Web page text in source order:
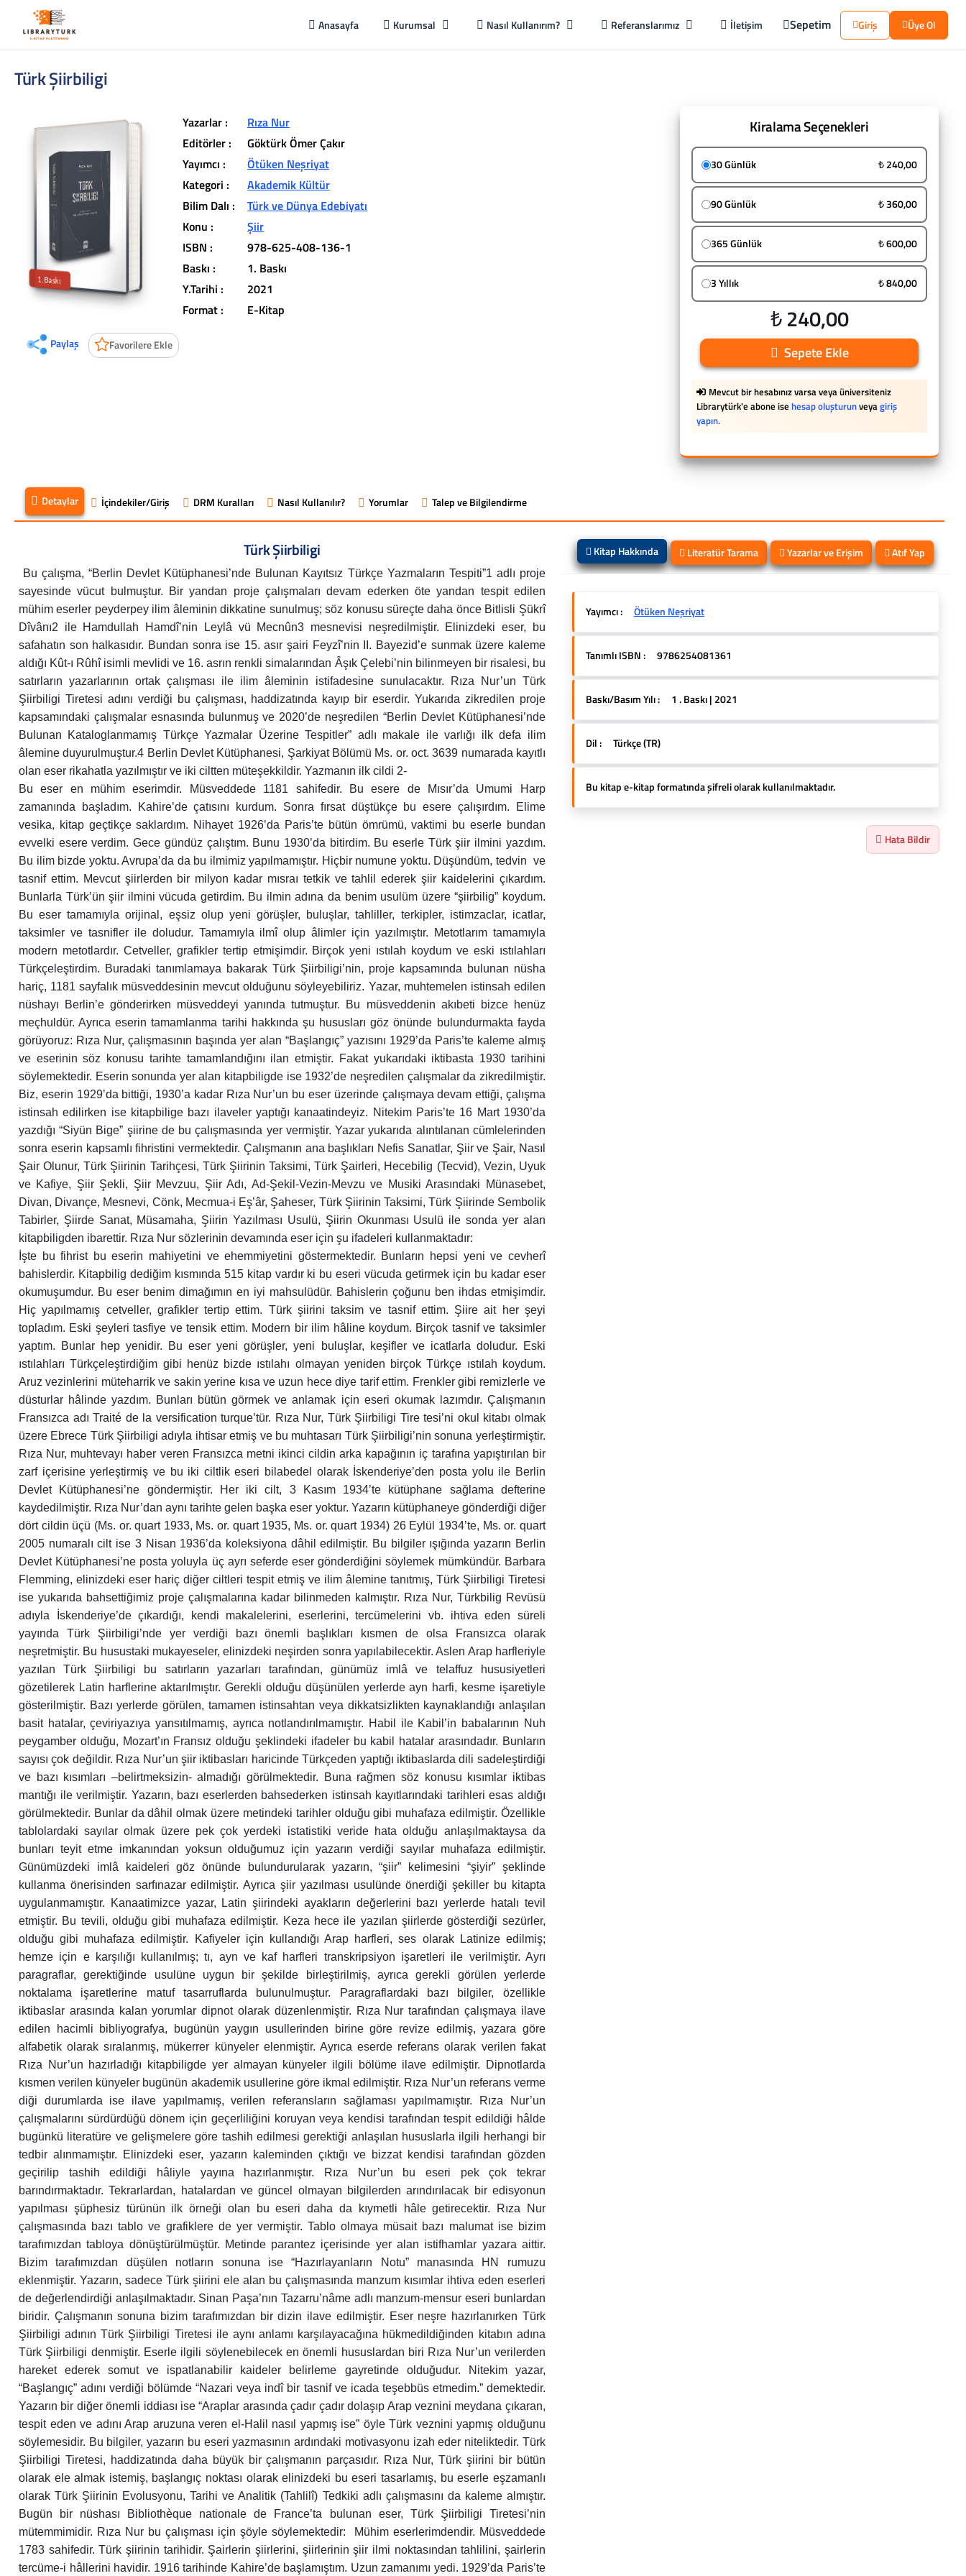
Anasayfa Kurumsal Nasıl Kullanırım? Referanslarımız İletişim Sepetim Giriş Üye Ol
Türk Şiirbiligi
1.Baskı
L
ib
r
a
r
y
t
ü
r
k
lit
e
r
a
t
ü
r
a
v
u
c
u
n
u
z
u
n
iç
in
d
e
Paylaş Favorilere Ekle
Yazarlar :
Rıza Nur
Editörler :
Göktürk Ömer Çakır
Yayımcı :
Ötüken Neşriyat
Kategori :
Akademik Kültür
Bilim Dalı :
Türk ve Dünya Edebiyatı
Konu :
Şiir
ISBN :
978-625-408-136-1
Baskı :
1. Baskı
Y.Tarihi :
2021
Format :
E-Kitap
Kiralama Seçenekleri
30 Günlük ₺ 240,00
90 Günlük ₺ 360,00
365 Günlük ₺ 600,00
3 Yıllık ₺ 840,00
₺ 240,00
Sepete Ekle
Mevcut bir hesabınız varsa veya üniversiteniz
Librarytürk'e abone ise hesap oluşturunveyagiriş
yapın.
Detaylar İçindekiler/Giriş DRM Kuralları Nasıl Kullanılır? Yorumlar Talep ve Bilgilendirme
Türk Şiirbiligi
Bu çalışma, “Berlin Devlet Kütüphanesi’nde Bulunan Kayıtsız Türkçe Yazmaların Tespiti”1 adlı proje
sayesinde vücut bulmuştur. Bir yandan proje çalışmaları devam ederken öte yandan tespit edilen
mühim eserler peyderpey ilim âleminin dikkatine sunulmuş; söz konusu süreçte daha önce Bitlisli Şükrî
Dîvânı2 ile Hamdullah Hamdî’nin Leylâ vü Mecnûn3 mesnevisi neşredilmiştir. Elinizdeki eser, bu
safahatın son halkasıdır. Bundan sonra ise 15. asır şairi Feyzî’nin II. Bayezid’e sunmak üzere kaleme
aldığı Kût-ı Rûhî isimli mevlidi ve 16. asrın renkli simalarından Âşık Çelebi’nin bilinmeyen bir risalesi, bu
satırların yazarlarının ortak çalışması ile ilim âleminin istifadesine sunulacaktır. Rıza Nur’un Türk
Şiirbiligi Tiretesi adını verdiği bu çalışması, haddizatında kayıp bir eserdir. Yukarıda zikredilen proje
kapsamındaki çalışmalar esnasında bulunmuş ve 2020’de neşredilen “Berlin Devlet Kütüphanesi’nde
Bulunan Kataloglanmamış Türkçe Yazmalar Üzerine Tespitler” adlı makale ile varlığı ilk defa ilim
âlemine duyurulmuştur.4 Berlin Devlet Kütüphanesi, Şarkiyat Bölümü Ms. or. oct. 3639 numarada kayıtlı
olan eser rikahatla yazılmıştır ve iki ciltten müteşekkildir. Yazmanın ilk cildi 2-
Bu eser en mühim eserimdir. Müsveddede 1181 sahifedir. Bu esere de Mısır’da Umumi Harp
zamanında başladım. Kahire’de çatısını kurdum. Sonra fırsat düştükçe bu esere çalışırdım. Elime
vesika, kitap geçtikçe saklardım. Nihayet 1926’da Paris’te bütün ömrümü, vaktimi bu eserle bundan
evvelki esere verdim. Gece gündüz çalıştım. Bunu 1930’da bitirdim. Bu eserle Türk şiir ilmini yazdım.
Bu ilim bizde yoktu. Avrupa’da da bu ilmimiz yapılmamıştır. Hiçbir numune yoktu. Düşündüm, tedvin ve
tasnif ettim. Mevcut şiirlerden bir milyon kadar mısraı tetkik ve tahlil ederek şiir kaidelerini çıkardım.
Bunlarla Türk’ün şiir ilmini vücuda getirdim. Bu ilmin adına da benim usulüm üzere “şiirbilig” koydum.
Bu eser tamamıyla orijinal, eşsiz olup yeni görüşler, buluşlar, tahliller, terkipler, istimzaclar, icatlar,
taksimler ve tasnifler ile doludur. Tamamıyla ilmî olup âlimler için yazılmıştır. Metotlarım tamamıyla
modern metotlardır. Cetveller, grafikler tertip etmişimdir. Birçok yeni ıstılah koydum ve eski ıstılahları
Türkçeleştirdim. Buradaki tanımlamaya bakarak Türk Şiirbiligi’nin, proje kapsamında bulunan nüsha
hariç, 1181 sayfalık müsveddesinin mevcut olduğunu söyleyebiliriz. Yazar, muhtemelen istinsah edilen
nüshayı Berlin’e gönderirken müsveddeyi yanında tutmuştur. Bu müsveddenin akıbeti bizce henüz
meçhuldür. Ayrıca eserin tamamlanma tarihi hakkında şu hususları göz önünde bulundurmakta fayda
görüyoruz: Rıza Nur, çalışmasının başında yer alan “Başlangıç” yazısını 1929’da Paris’te kaleme almış
ve eserinin söz konusu tarihte tamamlandığını ilan etmiştir. Fakat yukarıdaki iktibasta 1930 tarihini
söylemektedir. Eserin sonunda yer alan kitapbiligde ise 1932’de neşredilen çalışmalar da zikredilmiştir.
Biz, eserin 1929’da bittiği, 1930’a kadar Rıza Nur’un bu eser üzerinde çalışmaya devam ettiği, çalışma
istinsah edilirken ise kitapbilige bazı ilaveler yaptığı kanaatindeyiz. Nitekim Paris’te 16 Mart 1930’da
yazdığı “Siyün Bige” şiirine de bu çalışmasında yer vermiştir. Yazar yukarıda alıntılanan cümlelerinden
sonra eserin kapsamlı fihristini vermektedir. Çalışmanın ana başlıkları Nefis Sanatlar, Şiir ve Şair, Nasıl
Şair Olunur, Türk Şiirinin Tarihçesi, Türk Şiirinin Taksimi, Türk Şairleri, Hecebilig (Tecvid), Vezin, Uyuk
ve Kafiye, Şiir Şekli, Şiir Mevzuu, Şiir Adı, Ad-Şekil-Vezin-Mevzu ve Musiki Arasındaki Münasebet,
Divan, Divançe, Mesnevi, Cönk, Mecmua-i Eş’âr, Şaheser, Türk Şiirinin Taksimi, Türk Şiirinde Sembolik
Tabirler, Şiirde Sanat, Müsamaha, Şiirin Yazılması Usulü, Şiirin Okunması Usulü ile sonda yer alan
kitapbiligden ibarettir. Rıza Nur sözlerinin devamında eser için şu ifadeleri kullanmaktadır:
İşte bu fihrist bu eserin mahiyetini ve ehemmiyetini göstermektedir. Bunların hepsi yeni ve cevherî bahislerdir. Kitapbilig dediğim kısmında 515 kitap vardır ki bu eseri vücuda getirmek için bu kadar eser okumuşumdur. Bu eser benim dimağımın en iyi mahsulüdür. Bahislerin çoğunu ben ihdas etmişimdir. Hiç yapılmamış cetveller, grafikler tertip ettim. Türk şiirini taksim ve tasnif ettim. Şiire ait her şeyi topladım. Eski şeyleri tasfiye ve tensik ettim. Modern bir ilim hâline koydum. Birçok tasnif ve taksimler yaptım. Bunlar hep yenidir. Bu eser yeni görüşler, yeni buluşlar, keşifler ve icatlarla doludur. Eski ıstılahları Türkçeleştirdiğim gibi henüz bizde ıstılahı olmayan yeniden birçok Türkçe ıstılah koydum. Aruz vezinlerini müteharrik ve sakin yerine kısa ve uzun hece diye tarif ettim. Frenkler gibi remizlerle ve düsturlar hâlinde yazdım. Bunları bütün görmek ve anlamak için eseri okumak lazımdır. Çalışmanın Fransızca adı Traité de la versification turque’tür. Rıza Nur, Türk Şiirbiligi Tire tesi’ni okul kitabı olmak üzere Ebrece Türk Şiirbiligi adıyla ihtisar etmiş ve bu muhtasarı Türk Şiirbiligi’nin sonuna yerleştirmiştir. Rıza Nur, muhtevayı haber veren Fransızca metni ikinci cildin arka kapağının iç tarafına yapıştırılan bir zarf içerisine yerleştirmiş ve bu iki ciltlik eseri bilabedel olarak İskenderiye’den posta yolu ile Berlin Devlet Kütüphanesi’ne göndermiştir. Her iki cilt, 3 Kasım 1934’te kütüphane sağlama defterine kaydedilmiştir. Rıza Nur’dan aynı tarihte gelen başka eser yoktur. Yazarın kütüphaneye gönderdiği diğer dört cildin üçü (Ms. or. quart 1933, Ms. or. quart 1935, Ms. or. quart 1934) 26 Eylül 1934’te, Ms. or. quart 2005 numaralı cilt ise 3 Nisan 1936’da koleksiyona dâhil edilmiştir. Bu bilgiler ışığında yazarın Berlin Devlet Kütüphanesi’ne posta yoluyla üç ayrı seferde eser gönderdiğini söylemek mümkündür. Barbara Flemming, elinizdeki eser hariç diğer ciltleri tespit etmiş ve ilim âlemine tanıtmış, Türk Şiirbiligi Tiretesi ise yukarıda bahsettiğimiz proje çalışmalarına kadar bilinmeden kalmıştır. Rıza Nur, Türkbilig Revüsü adıyla İskenderiye’de çıkardığı, kendi makalelerini, eserlerini, tercümelerini vb. ihtiva eden süreli yayında Türk Şiirbiligi’nde yer verdiği bazı önemli başlıkları kısmen de olsa Fransızca olarak neşretmiştir. Bu husustaki mukayeseler, elinizdeki neşirden sonra yapılabilecektir. Aslen Arap harfleriyle yazılan Türk Şiirbiligi bu satırların yazarları tarafından, günümüz imlâ ve telaffuz hususiyetleri gözetilerek Latin harflerine aktarılmıştır. Gerekli olduğu düşünülen yerlerde ayn harfi, kesme işaretiyle gösterilmiştir. Bazı yerlerde görülen, tamamen istinsahtan veya dikkatsizlikten kaynaklandığı anlaşılan basit hatalar, çeviriyazıya yansıtılmamış, ayrıca notlandırılmamıştır. Habil ile Kabil’in babalarının Nuh peygamber olduğu, Mozart’ın Fransız olduğu şeklindeki ifadeler bu kabil hatalar arasındadır. Bunların sayısı çok değildir. Rıza Nur’un şiir iktibasları haricinde Türkçeden yaptığı iktibaslarda dili sadeleştirdiği ve bazı kısımları –belirtmeksizin- almadığı görülmektedir. Buna rağmen söz konusu kısımlar iktibas mantığı ile verilmiştir. Yazarın, bazı eserlerden bahsederken istinsah kayıtlarındaki tarihleri esas aldığı görülmektedir. Bunlar da dâhil olmak üzere metindeki tarihler olduğu gibi muhafaza edilmiştir. Özellikle tablolardaki sayılar olmak üzere pek çok yerdeki istatistiki veride hata olduğu anlaşılmaktaysa da bunları teyit etme imkanından yoksun olduğumuz için yazarın verdiği sayılar muhafaza edilmiştir. Günümüzdeki imlâ kaideleri göz önünde bulundurularak yazarın, “şiir” kelimesini “şiyir” şeklinde kullanma önerisinden sarfınazar edilmiştir. Ayrıca şiir yazılması usulünde önerdiği şekiller bu kitapta uygulanmamıştır. Kanaatimizce yazar, Latin şiirindeki ayakların değerlerini bazı yerlerde hatalı tevil etmiştir. Bu tevili, olduğu gibi muhafaza edilmiştir. Keza hece ile yazılan şiirlerde gösterdiği sezürler, olduğu gibi muhafaza edilmiştir. Kafiyeler için kullandığı Arap harfleri, ses olarak Latinize edilmiş; hemze için e karşılığı kullanılmış; tı, ayn ve kaf harfleri transkripsiyon işaretleri ile verilmiştir. Ayrı paragraflar, gerektiğinde usulüne uygun bir şekilde birleştirilmiş, ayrıca gerekli görülen yerlerde noktalama işaretlerine matuf tasarruflarda bulunulmuştur. Paragraflardaki bazı bilgiler, özellikle iktibaslar arasında kalan yorumlar dipnot olarak düzenlenmiştir. Rıza Nur tarafından çalışmaya ilave edilen hacimli bibliyografya, bugünün yaygın usullerinden birine göre revize edilmiş, yazara göre alfabetik olarak sıralanmış, mükerrer künyeler elenmiştir. Ayrıca eserde referans olarak verilen fakat Rıza Nur’un hazırladığı kitapbiligde yer almayan künyeler ilgili bölüme ilave edilmiştir. Dipnotlarda kısmen verilen künyeler bugünün akademik usullerine göre ikmal edilmiştir. Rıza Nur’un referans verme diği durumlarda ise ilave yapılmamış, verilen referansların sağlaması yapılmamıştır. Rıza Nur’un çalışmalarını sürdürdüğü dönem için geçerliliğini koruyan veya kendisi tarafından tespit edildiği hâlde bugünkü literatüre ve gelişmelere göre tashih edilmesi gerektiği anlaşılan hususlarla ilgili herhangi bir tedbir alınmamıştır. Elinizdeki eser, yazarın kaleminden çıktığı ve bizzat kendisi tarafından gözden geçirilip tashih edildiği hâliyle yayına hazırlanmıştır. Rıza Nur’un bu eseri pek çok tekrar barındırmaktadır. Tekrarlardan, hatalardan ve güncel olmayan bilgilerden arındırılacak bir edisyonun yapılması şüphesiz türünün ilk örneği olan bu eseri daha da kıymetli hâle getirecektir. Rıza Nur çalışmasında bazı tablo ve grafiklere de yer vermiştir. Tablo olmaya müsait bazı malumat ise bizim tarafımızdan tabloya dönüştürülmüştür. Metinde parantez içerisinde yer alan istifhamlar yazara aittir. Bizim tarafımızdan düşülen notların sonuna ise “Hazırlayanların Notu” manasında HN rumuzu eklenmiştir. Yazarın, sadece Türk şiirini ele alan bu çalışmasında manzum kısımlar ihtiva eden eserleri de değerlendirdiği anlaşılmaktadır. Sinan Paşa’nın Tazarru’nâme adlı manzum-mensur eseri bunlardan biridir. Çalışmanın sonuna bizim tarafımızdan bir dizin ilave edilmiştir. Eser neşre hazırlanırken Türk Şiirbiligi adının Türk Şiirbiligi Tiretesi ile aynı anlamı karşılayacağına hükmedildiğinden kitabın adına Türk Şiirbiligi denmiştir. Eserle ilgili söylenebilecek en önemli hususlardan biri Rıza Nur’un verilerden hareket ederek somut ve ispatlanabilir kaideler belirleme gayretinde olduğudur. Nitekim yazar, “Başlangıç” adını verdiği bölümde “Nazari veya indî bir tasnif ve icada teşebbüs etmedim.” demektedir. Yazarın bir diğer önemli iddiası ise “Araplar arasında çadır çadır dolaşıp Arap veznini meydana çıkaran, tespit eden ve adını Arap aruzuna veren el-Halil nasıl yapmış ise” öyle Türk veznini yapmış olduğunu söylemesidir. Bu bilgiler, yazarın bu eseri yazmasının ardındaki motivasyonu izah eder niteliktedir. Türk Şiirbiligi Tiretesi, haddizatında daha büyük bir çalışmanın parçasıdır. Rıza Nur, Türk şiirini bir bütün olarak ele almak istemiş, başlangıç noktası olarak elinizdeki bu eseri tasarlamış, bu eserle eşzamanlı olarak Türk Şiirinin Evolusyonu, Tarihi ve Analitik (Tahlilî) Tedkiki adlı çalışmasını da kaleme almıştır. Bugün bir nüshası Bibliothèque nationale de France’ta bulunan eser, Türk Şiirbiligi Tiretesi’nin mütemmimidir. Rıza Nur bu çalışması için şöyle söylemektedir: Mühim eserlerimdendir. Müsveddede 1783 sahifedir. Türk şiirinin tarihidir. Şairlerin şiirlerini, şiirlerinin şiir ilmi noktasından tahlilini, şairlerin tercüme-i hâllerini havidir. 1916 tarihinde Kahire’de başlamıştım. Uzun zamanımı yedi. 1929’da Paris’te ikmal ettim. Bu eserde 212 şairin 33.686 parça şiirinde 938.192 mısra, bunların şiir şekli, vezin, kafiye, imale, lafz sanatı, tenafür vb. ahvali şiir ilmi noktasından tetkik ve tahlil edilmiştir. Yine bu eser için ne kadar aruz üzerine Türkçe eser varsa gördüğüm gibi Arap, Acem, Latin, Fransız şiirbiliglerini dahi tetkik ettim. Bu suretle bu eseri vücuda getirdim. Böyle bir eser henüz bizde yazılmadığı gibi Fransız şiiri için dahi yapılmamıştır. Eser dört fasıldır: anonimler, saz şairleri, tekke şairleri, klasikler. Kaşgar’dan Cezayir’e kadar Şark’ta ve Garp’ta, Kazan’dan Mısır’a ve Hint’e kadar Şimal’de ve Cenup’ta, halkta ve münevverlerde olan şiirlerin bizde ve Avrupa’da neşr olunmuş ve benim topladığım halk şiirleriyle basma ve yazma klasikler divan ve mesnevileri tetkik edilmiştir. Münderecat: Başlangıç. Girim (Türk şiirinin muhtelif taksimleri, Türk şairlerinin sayısı, adları). Bundan sonra metin gelir ve Orhun Yazıları şiirinden Oğuznâme şiirinden, Kutadgubilig şiirlerinden başlayıp Rusya’da, İran’da, Çin Türkistanı’nda, Anadolu, Rumeli, Cezayir vb. eski ve yeni Türk yurtlarındaki Türk şiirleri tetkik edilmiştir. Nihayet Çağatay, Azeri ve Türkiye klasiklerinden günümüze kadar olan şairler mütalaa olunmuştur. Netice itibarıyla Türk Şiirbiligi adlı hacimli eser, müellifinin 15 senesini, bu satırların yazarlarının ise 1,5 sene boyunca müşterek ve yoğun mesaisini almış ve nihayet gün ışığına çıkmıştır. Bu yayının yeni çalışmalara kapı aralaması ve alanında yol gösterici olması memuldür. Rıza Nur’un emeğinin mahsulü olan bu çalışmanın yıllar sonra ilim âlemiyle ve okuyucuyla buluşması ise memnuniyetimizi muciptir. Adı geçen proje kapsamında hayat bulan her eserde, daha önceki çalışmalarda olduğu gibi, Berlin Devlet Kütüphanesi, Şarkiyat Bölümü görevlilerinin katkısı büyüktür: Bölüm Müdürü Christoph Rauch’a, Melitta Multani’ye, Nicolé Fürtig’e, Berhanu Baysa’ya ve özellikle Türkçe Yazmalar sorumlusu Dr. Thoralf Hanstein’a müteşekkiriz. Ayrıca eserin tespit edilmesinin ardından Berlin’de ilk değerlendirmeyi yapan ve eserin dijital görüntülerini alan Ahmet Emin Saraç’a, bazı kaynaklara ulaşmamızda yardımlarını esirgemeyen PD. Dr. Harald Bichlmeier’a, bazı şiirleri okumadaki desteklerinden dolayı Dr. Kishimjan Eshenkulova’ya, bu çalışmanın yayına hazırlık safahatını yakından takip eden ve neşredilmesini sağlayan İhsan Ayal’a, kitabın editörlük vazifesini üstlenen
Kitap Hakkında Literatür Tarama Yazarlar ve Erişim Atıf Yap
Yayımcı : Ötüken Neşriyat
Tanımlı ISBN : 9786254081361
Baskı/Basım Yılı : 1 . Baskı | 2021
Dil : Türkçe (TR)
Bu kitap e-kitap formatında şifreli olarak kullanılmaktadır.
Hata Bildir